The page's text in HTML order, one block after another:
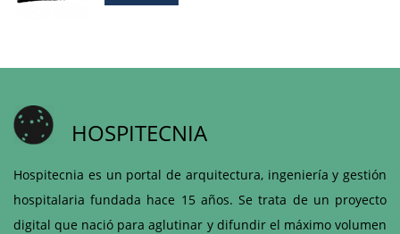
HOSPITECNIA
Hospitecnia es un portal de arquitectura, ingeniería y gestión
hospitalaria fundada hace 15 años. Se trata de un proyecto
digital que nació para aglutinar y difundir el máximo volumen